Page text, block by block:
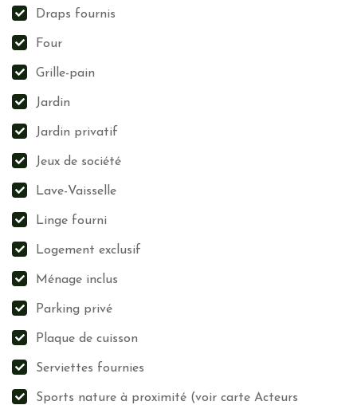
Draps fournis
Four
Grille-pain
Jardin
Jardin privatif
Jeux de société
Lave-Vaisselle
Linge fourni
Logement exclusif
Ménage inclus
Parking privé
Plaque de cuisson
Serviettes fournies
Sports nature à proximité (voir carte Acteurs